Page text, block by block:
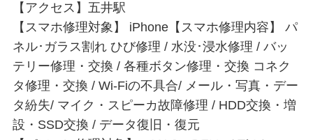
【アクセス】五井駅
【スマホ修理対象】 iPhone【スマホ修理内容】 パ
ネル･ガラス割れ ひび修理 / 水没･浸水修理 / バッ
テリー修理・交換 / 各種ボタン修理・交換 コネク
タ修理・交換 / Wi-Fiの不具合/ メール・写真・デー
タ紛失/ マイク・スピーカ故障修理 / HDD交換・増
設・SSD交換 / データ復旧・復元